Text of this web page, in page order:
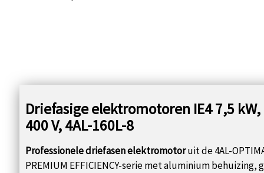
Driefasige elektromotoren IE4 7,5
400 V, 4AL-160L-8
Professionele driefasen elektromotoruit de 4AL-
PREMIUM EFFICIENCY-serie met aluminium behuizing,